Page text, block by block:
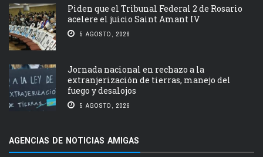
Piden que el Tribunal Federal 2 de Rosario
acelere el juicio Saint Amant IV
5 AGOSTO, 2026
Jornada nacional en rechazo a la
extranjerización de tierras, manejo del
fuego y desalojos
5 AGOSTO, 2026
AGENCIAS DE NOTICIAS AMIGAS